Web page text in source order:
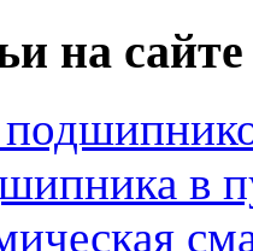
на сайте
в